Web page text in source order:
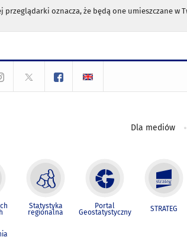
oznacza, że będą one umieszczane w
Dla mediów
Statystyka
regionalna
Portal
Geostatystyczny STRATEG